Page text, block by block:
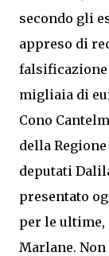
secondo gli
appreso di
falsificazione
migliaia di
Cono
della
deputati
presentato
per le
Marlane.